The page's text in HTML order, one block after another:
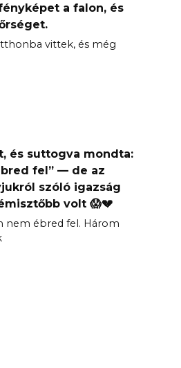
a falon, és
vittek, és még
és suttogva mondta:
fel” — de az
szóló igazság
volt 😱💔
nem ébred fel. Három